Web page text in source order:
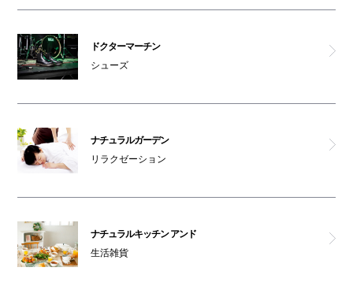
ドクターマーチン
シューズ
ナチュラルガーデン
リラクゼーション
ナチュラルキッチン アンド
生活雑貨